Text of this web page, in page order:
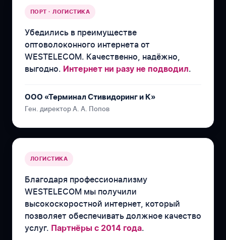
ПОРТ · ЛОГИСТИКА
Убедились в преимуществе
оптоволоконного интернета от
WESTELECOM. Качественно, надёжно,
выгодно. Интернет ни разу не подводил.
ООО «Терминал Стивидоринг и К»
Ген. директор А. А. Попов
ЛОГИСТИКА
Благодаря профессионализму
WESTELECOM мы получили
высокоскоростной интернет, который
позволяет обеспечивать должное качество
услуг. Партнёры с 2014 года.